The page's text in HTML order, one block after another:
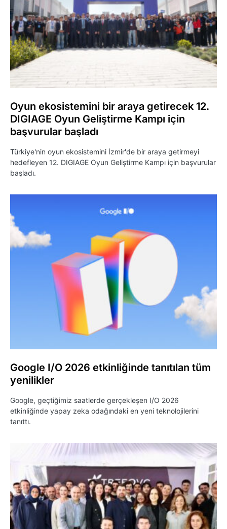
Oyun ekosistemini bir araya getirecek 12.
DIGIAGE Oyun Geliştirme Kampı için
başvurular başladı
Türkiye'nin oyun ekosistemini İzmir'de bir araya getirmeyi
hedefleyen 12. DIGIAGE Oyun Geliştirme Kampı için başvurular
başladı.
Google I/O 2026 etkinliğinde tanıtılan tüm
yenilikler
Google, geçtiğimiz saatlerde gerçekleşen I/O 2026
etkinliğinde yapay zeka odağındaki en yeni teknolojilerini
tanıttı.